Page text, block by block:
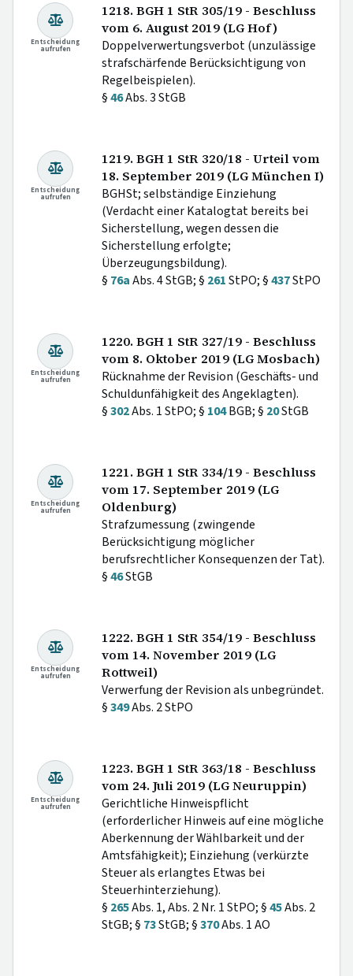
Entscheidung
aufrufen
1218. BGH 1 StR 305/19 - Beschluss
vom 6. August 2019 (LG Hof)
Doppelverwertungsverbot (unzulässige
strafschärfende Berücksichtigung von
Regelbeispielen).
§46Abs. 3 StGB
Entscheidung
aufrufen
1219. BGH 1 StR 320/18 - Urteil vom
18. September 2019 (LG München I)
BGHSt; selbständige Einziehung
(Verdacht einer Katalogtat bereits bei
Sicherstellung, wegen dessen die
Sicherstellung erfolgte;
Überzeugungsbildung).
§ 76aAbs. 4 StGB; § 261StPO; §437StPO
Entscheidung
aufrufen
1220. BGH 1 StR 327/19 - Beschluss
vom 8. Oktober 2019 (LG Mosbach)
Rücknahme der Revision (Geschäfts- und
Schuldunfähigkeit des Angeklagten).
§302Abs. 1 StPO; § 104BGB; § 20StGB
Entscheidung
aufrufen
1221. BGH 1 StR 334/19 - Beschluss
vom 17. September 2019 (LG
Oldenburg)
Strafzumessung (zwingende
Berücksichtigung möglicher
berufsrechtlicher Konsequenzen der Tat).
§46StGB
Entscheidung
aufrufen
1222. BGH 1 StR 354/19 - Beschluss
vom 14. November 2019 (LG
Rottweil)
Verwerfung der Revision als unbegründet.
§349Abs. 2 StPO
Entscheidung
aufrufen
1223. BGH 1 StR 363/18 - Beschluss
vom 24. Juli 2019 (LG Neuruppin)
Gerichtliche Hinweispflicht
(erforderlicher Hinweis auf eine mögliche
Aberkennung der Wählbarkeit und der
Amtsfähigkeit); Einziehung (verkürzte
Steuer als erlangtes Etwas bei
Steuerhinterziehung).
§ 265Abs. 1, Abs. 2 Nr. 1 StPO; §45Abs. 2
StGB; § 73StGB; §370Abs. 1 AO